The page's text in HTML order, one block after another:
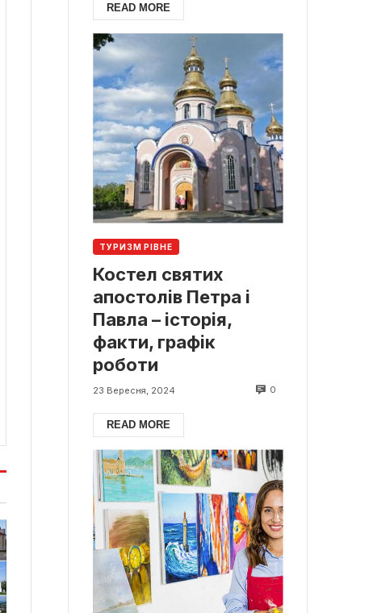
READ MORE
ТУРИЗМ РІВНЕ
Костел святих
апостолів Петра і
Павла – історія,
факти, графік
роботи
23 Вересня, 2024 0
READ MORE